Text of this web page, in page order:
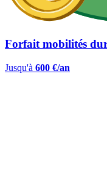
Forfait mobilités
Jusqu'à 600 €/an